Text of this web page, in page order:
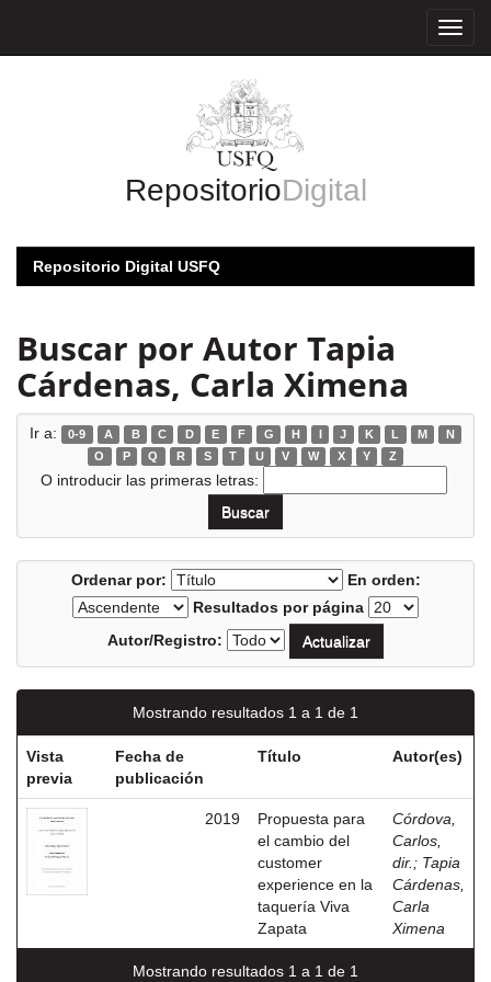
RepositorioDigital
Repositorio Digital USFQ
Buscar por Autor Tapia
Cárdenas, Carla Ximena
Ir a: 0-9 A B C D E F G H I J K L M
N
O
P Q R S T U V W X Y Z
O introducir las primeras letras:
Ordenar por:
En orden:
Resultados por página
Autor/Registro:
Mostrando resultados 1 a 1 de 1
Vista
previa
Fecha de
publicación
Título Autor(es)
2019
Propuesta para
el cambio del
customer
experience en la
taquería Viva
Zapata
Córdova,
Carlos,
dir. ; Tapia
Cárdenas,
Carla
Ximena
Mostrando resultados 1 a 1 de 1